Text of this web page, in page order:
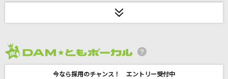
TK from 凛として時雨
ニュー・マイ・ノーマル
今なら採用のチャンス！ エントリー受付中